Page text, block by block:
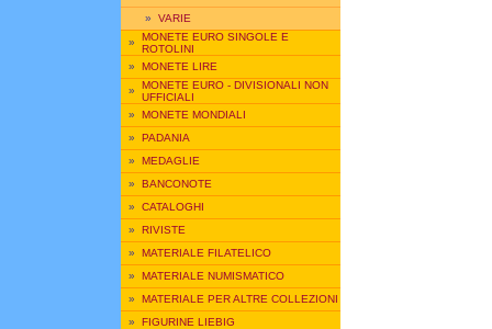
» VARIE
» MONETE EURO SINGOLE E
ROTOLINI
» MONETE LIRE
» MONETE EURO - DIVISIONALI NON
UFFICIALI
» MONETE MONDIALI
» PADANIA
» MEDAGLIE
» BANCONOTE
» CATALOGHI
» RIVISTE
» MATERIALE FILATELICO
» MATERIALE NUMISMATICO
» MATERIALE PER ALTRE COLLEZIONI
» FIGURINE LIEBIG